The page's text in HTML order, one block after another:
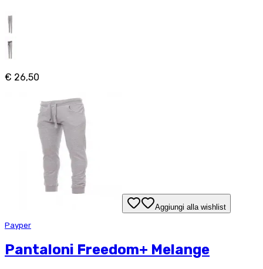
€ 26,50
Aggiungi alla wishlist
Payper
Pantaloni Freedom+ Melange